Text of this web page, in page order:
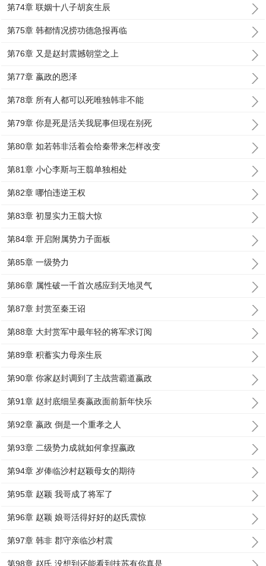
第74章 联姻十八子胡亥生辰
第75章 韩都情况捞功德急报再临
第76章 又是赵封震撼朝堂之上
第77章 嬴政的恩泽
第78章 所有人都可以死唯独韩非不能
第79章 你是死是活关我屁事但现在别死
第80章 如若韩非活着会给秦带来怎样改变
第81章 小心李斯与王翦单独相处
第82章 哪怕违逆王权
第83章 初显实力王翦大惊
第84章 开启附属势力子面板
第85章 一级势力
第86章 属性破一千首次感应到天地灵气
第87章 封赏至秦王诏
第88章 大封赏军中最年轻的将军求订阅
第89章 积蓄实力母亲生辰
第90章 你家赵封调到了主战营霸道嬴政
第91章 赵封底细呈奏嬴政面前新年快乐
第92章 嬴政 倒是一个重孝之人
第93章 二级势力成就如何拿捏嬴政
第94章 岁俸临沙村赵颖母女的期待
第95章 赵颖 我哥成了将军了
第96章 赵颖 娘哥活得好好的赵氏震惊
第97章 韩非 郡守亲临沙村震
第98章 赵氏 没想到还能看到扶苏有你真是